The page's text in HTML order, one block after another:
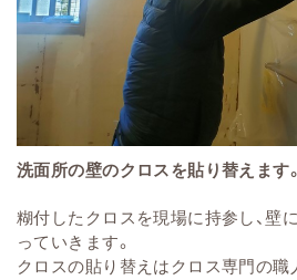
洗面所の壁のクロスを貼り替えます。
糊付したクロスを現場に持参し、壁
っていきます。
クロスの貼り替えはクロス専門の職